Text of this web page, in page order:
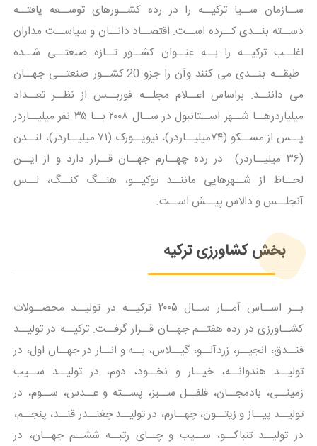
ســازمان ســیا ترکیــه را در رده کشــورهای توســعه یافتــه
دســته بنــدی کــرده اســت. اقتصــاد دانــان و سیاســت مداران
اغلــب ترکیــه را بــه عنــوان کشــور تــازه صنعتــی شــده
طبقــه بنــدی می کنند وآن را جزو 20 کشــور صنعتــی جهــان
می داننــد. براساس اعــلام مجلــه فوربــس از نظــر تعــداد
میلیاردرهــا شــهر اســتانبول در ســال ۲۰۰۸ بــا ۳۵ نفر میلیــاردر
پــس از مســکو (۷۴میلیــاردر)، نیویــورک (۷۱ میلیــاردر)، لنــدن
(۳۶ میلیــاردر) در رده چهــارم جهــان قــرار دارد و از ایــن
لحــاظ از شــهرهایی ماننــد توکیــو، هنــگ کنــگ، لــس
آنجلــس و دالاس پیــش اســت.
بخش کشاورزی ترکیه
بــر اســاس آمــار ســال ۲۰۰۵ ترکیــه در تولیــد محصــولات
کشــاورزی در رده هفتــم جهــان قــرار گرفــت. ترکیــه در تولیــد
فنــدق، انجیــر، زردآلــو، گیــلاس، بــه و انــار در جهــان اول، در
تولیــد هندوانــه، خیــار و نخــود، دوم، در تولیــد ســیب
زمینــی، بادمجــان، فلفــل ســبز، پســته و عــدس، ســوم، در
تولیــد پیــاز و زیتــون، چهــارم، در تولیــد چغنــدر قنــد، پنجــم،
در تولیــد تنباکــو، ســیب و چــای رتبــه ششــم جهــان، در